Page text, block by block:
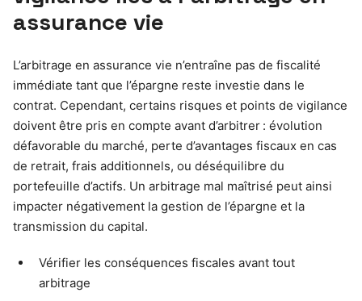
assurance vie
L’arbitrage en assurance vie n’entraîne pas de fiscalité
immédiate tant que l’épargne reste investie dans le
contrat. Cependant, certains risques et points de vigilance
doivent être pris en compte avant d’arbitrer : évolution
défavorable du marché, perte d’avantages fiscaux en cas
de retrait, frais additionnels, ou déséquilibre du
portefeuille d’actifs. Un arbitrage mal maîtrisé peut ainsi
impacter négativement la gestion de l’épargne et la
transmission du capital.
Vérifier les conséquences fiscales avant tout
arbitrage